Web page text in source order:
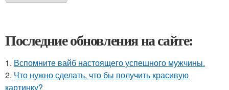
Последние обновления на сайте:
1. Вспомните вайб настоящего успешного мужчины.
2. Что нужно сделать, что бы получить красивую
картинку?